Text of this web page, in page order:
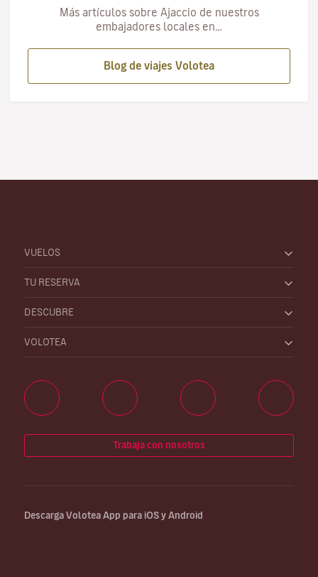
Más artículos sobre Ajaccio de nuestros
embajadores locales en…
Blog de viajes Volotea
VUELOS
TU RESERVA
DESCUBRE
VOLOTEA
Trabaja con nosotros
Descarga Volotea App para iOS y Android